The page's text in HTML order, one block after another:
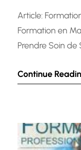
Article:
Formation en
Prendre Soin de
détendre le
soulager le…
Continue